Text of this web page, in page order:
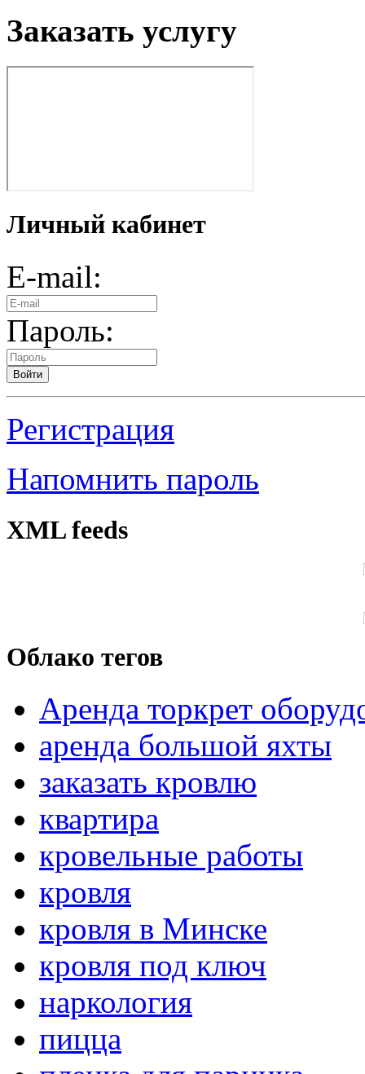
Заказать услугу
Личный кабинет
E-mail:
Пароль:
Войти
Регистрация
Напомнить пароль
XML feeds
Облако тегов
Аренда торкрет
аренда большой яхты
заказать кровлю
квартира
кровельные работы
кровля
кровля в Минске
кровля под ключ
наркология
пицца